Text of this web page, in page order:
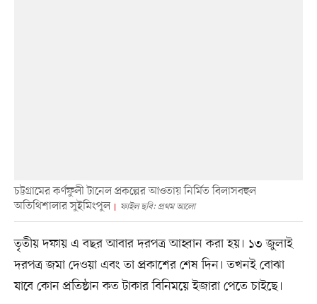
চট্টগ্রামের কর্ণফুলী টানেল প্রকল্পের আওতায় নির্মিত বিলাসবহুল
অতিথিশালার সুইমিংপুল
ফাইল ছবি: প্রথম আলো
তৃতীয় দফায় এ বছর আবার দরপত্র আহ্বান করা হয়। ১৩ জুলাই
দরপত্র জমা দেওয়া এবং তা প্রকাশের শেষ দিন। তখনই বোঝা
যাবে কোন প্রতিষ্ঠান কত টাকার বিনিময়ে ইজারা পেতে চাইছে।